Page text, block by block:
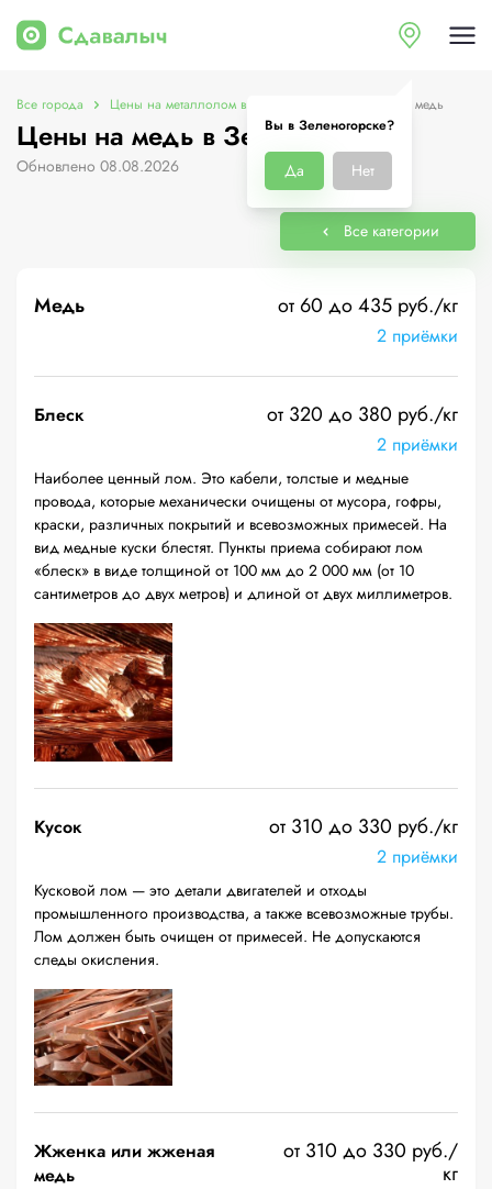
Вы в Зеленогорске?
Да Нет
Все города Цены на металлолом в Зеленогорске Цены на медь
Цены на медь в Зеленогорске
Обновлено 08.08.2026
Все категории
Медь от 60 до 435 руб./кг
2 приёмки
Блеск от 320 до 380 руб./кг
2 приёмки
Наиболее ценный лом. Это кабели, толстые и медные
провода, которые механически очищены от мусора, гофры,
краски, различных покрытий и всевозможных примесей. На
вид медные куски блестят. Пункты приема собирают лом
«блеск» в виде толщиной от 100 мм до 2 000 мм (от 10
сантиметров до двух метров) и длиной от двух миллиметров.
Кусок от 310 до 330 руб./кг
2 приёмки
Кусковой лом — это детали двигателей и отходы
промышленного производства, а также всевозможные трубы.
Лом должен быть очищен от примесей. Не допускаются
следы окисления.
Жженка или жженая
медь
от 310 до 330 руб./
кг